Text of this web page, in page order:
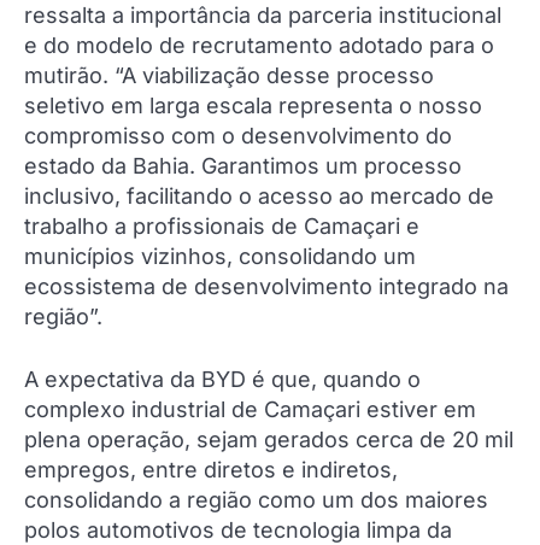
ressalta a importância da parceria institucional
e do modelo de recrutamento adotado para o
mutirão. “A viabilização desse processo
seletivo em larga escala representa o nosso
compromisso com o desenvolvimento do
estado da Bahia. Garantimos um processo
inclusivo, facilitando o acesso ao mercado de
trabalho a profissionais de Camaçari e
municípios vizinhos, consolidando um
ecossistema de desenvolvimento integrado na
região”.
A expectativa da BYD é que, quando o
complexo industrial de Camaçari estiver em
plena operação, sejam gerados cerca de 20 mil
empregos, entre diretos e indiretos,
consolidando a região como um dos maiores
polos automotivos de tecnologia limpa da